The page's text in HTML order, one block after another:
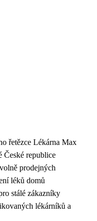
řetězce Lékárna Max
České republice
prodejných
léků domů
stálé zákazníky
lékárníků a